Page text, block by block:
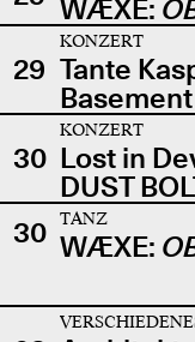
WÆXE:
29
KONZERT
Tante
30
KONZERT
Lost in
DUST
30
TANZ
WÆXE: